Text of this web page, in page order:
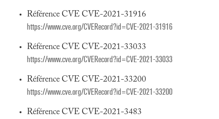
Référence CVE CVE-2021-31916
https://www.cve.org/CVERecord?id=CVE-2021-31916
Référence CVE CVE-2021-33033
https://www.cve.org/CVERecord?id=CVE-2021-33033
Référence CVE CVE-2021-33200
https://www.cve.org/CVERecord?id=CVE-2021-33200
Référence CVE CVE-2021-3483